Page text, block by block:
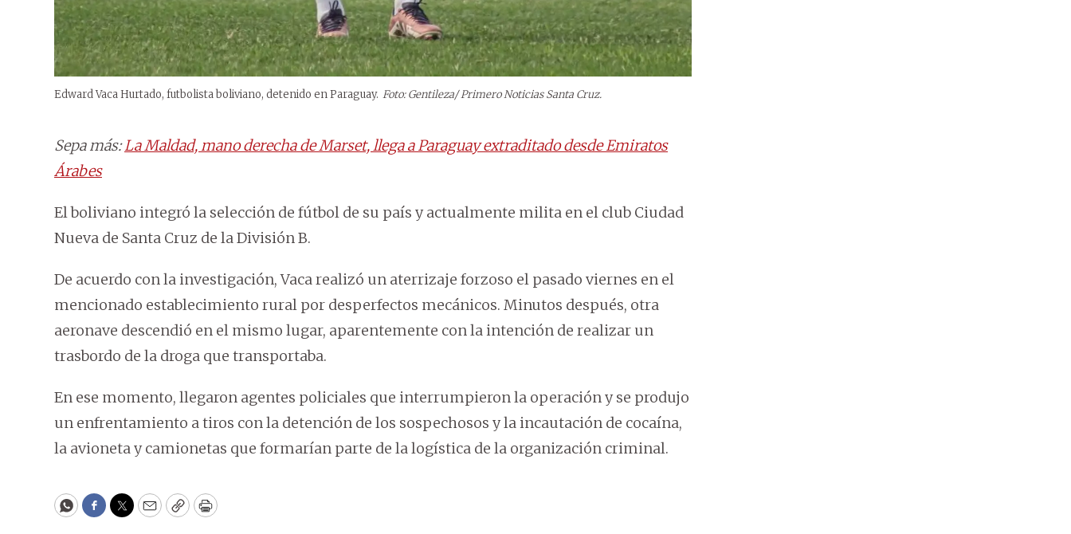
Edward Vaca Hurtado, futbolista boliviano, detenido en Paraguay. Foto: Gentileza/ Primero Noticias Santa Cruz.
Sepa más:La Maldad, mano derecha de Marset, llega a Paraguay extraditado desde Emiratos
Árabes
El boliviano integró la selección de fútbol de su país y actualmente milita en el club Ciudad
Nueva de Santa Cruz de la División B.
De acuerdo con la investigación, Vaca realizó un aterrizaje forzoso el pasado viernes en el
mencionado establecimiento rural por desperfectos mecánicos. Minutos después, otra
aeronave descendió en el mismo lugar, aparentemente con la intención de realizar un
trasbordo de la droga que transportaba.
En ese momento, llegaron agentes policiales que interrumpieron la operación y se produjo
un enfrentamiento a tiros con la detención de los sospechosos y la incautación de cocaína,
la avioneta y camionetas que formarían parte de la logística de la organización criminal.
WhatsApp
Facebook
Twitter
EmailCopyPrint